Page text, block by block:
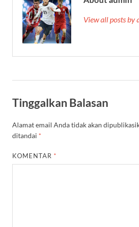
View all posts
Tinggalkan Balasan
Alamat email Anda tidak akan
ditandai *
KOMENTAR *